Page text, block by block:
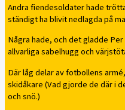
Andra fiendesoldater hade
ständigt ha blivit nedlagda på
Några hade, och det gladde
allvarliga sabelhugg och
Där låg delar av fotbollens
skidåkare (Vad gjorde de där i
och snö.)